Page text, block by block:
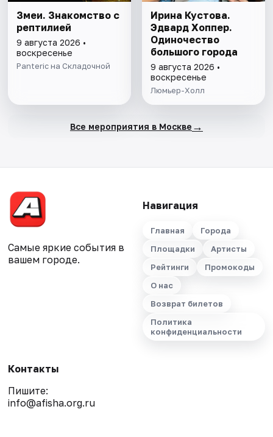
Змеи. Знакомство с
рептилией
9 августа 2026 •
воскресенье
Panteric на Складочной
Ирина Кустова.
Эдвард Хоппер.
Одиночество
большого города
9 августа 2026 •
воскресенье
Люмьер-Холл
Все мероприятия в Москве →
Самые яркие события в
вашем городе.
Навигация
Главная
Города
Площадки
Артисты
Рейтинги
Промокоды
О нас
Возврат билетов
Политика
конфиденциальности
Контакты
Пишите:
info@afisha.org.ru